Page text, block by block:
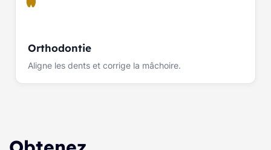
Orthodontie
Aligne les dents et corrige la mâchoire.